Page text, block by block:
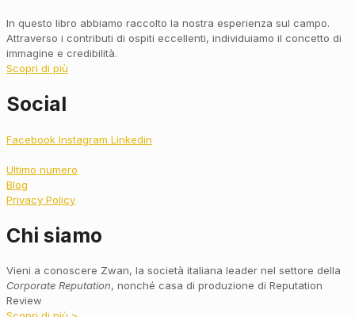
In questo libro abbiamo raccolto la nostra esperienza sul campo.
Attraverso i contributi di ospiti eccellenti, individuiamo il concetto di
immagine e credibilità.
Scopri di più
Social
Facebook Instagram Linkedin
Ultimo numero
Blog
Privacy Policy
Chi siamo
Vieni a conoscere Zwan, la società italiana leader nel settore della
Corporate Reputation, nonché casa di produzione di Reputation
Review